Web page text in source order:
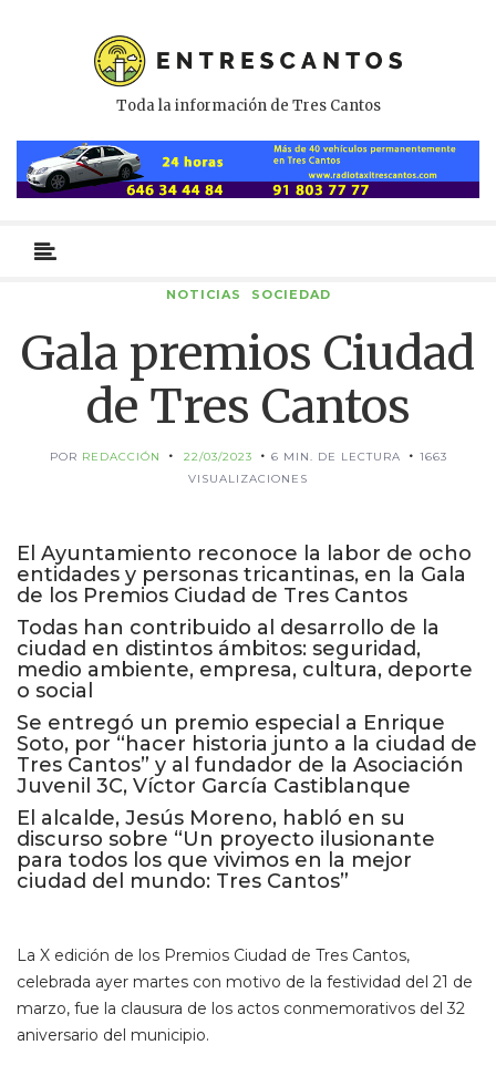
Toda la información de Tres Cantos
primario
NOTICIAS SOCIEDAD
Gala premios Ciudad
de Tres Cantos
POR REDACCIÓN 22/03/2023 6 MIN. DE LECTURA
1663
VISUALIZACIONES
El Ayuntamiento reconoce la labor de ocho
entidades y personas tricantinas, en la Gala
de los Premios Ciudad de Tres Cantos
Todas han contribuido al desarrollo de la
ciudad en distintos ámbitos: seguridad,
medio ambiente, empresa, cultura, deporte
o social
Se entregó un premio especial a Enrique
Soto, por “hacer historia junto a la ciudad de
Tres Cantos” y al fundador de la Asociación
Juvenil 3C, Víctor García Castiblanque
El alcalde, Jesús Moreno, habló en su
discurso sobre “Un proyecto ilusionante
para todos los que vivimos en la mejor
ciudad del mundo: Tres Cantos”
La X edición de los Premios Ciudad de Tres Cantos,
celebrada ayer martes con motivo de la festividad del 21 de
marzo, fue la clausura de los actos conmemorativos del 32
aniversario del municipio.